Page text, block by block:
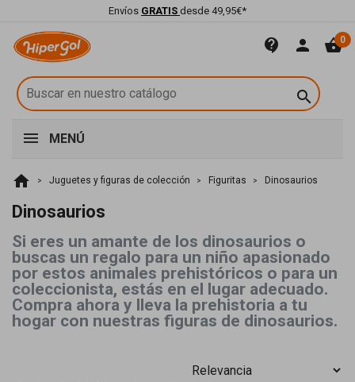
Envíos GRATIS desde 49,95€*
contact_support person shopping_basket0

MENÚ
home Juguetes y figuras de colección Figuritas Dinosaurios
Dinosaurios
Si eres un amante de los dinosaurios o
buscas un regalo para un niño apasionado
por estos animales prehistóricos o para un
coleccionista, estás en el lugar adecuado.
Compra ahora y lleva la prehistoria a tu
hogar con nuestras figuras de dinosaurios.